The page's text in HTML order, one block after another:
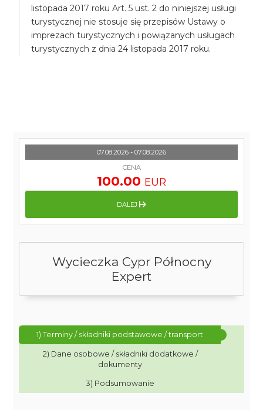
listopada 2017 roku Art. 5 ust. 2 do niniejszej usługi
turystycznej nie stosuje się przepisów Ustawy o
imprezach turystycznych i powiązanych usługach
turystycznych z dnia 24 listopada 2017 roku.
Wycieczka Cypr Północny
Expert
1) Terminy / składniki podstawowe / transport
2) Dane osobowe / składniki dodatkowe /
dokumenty
3) Podsumowanie
07.08.2026 - 07.08.2026
CENA
100.00 EUR
DALEJ